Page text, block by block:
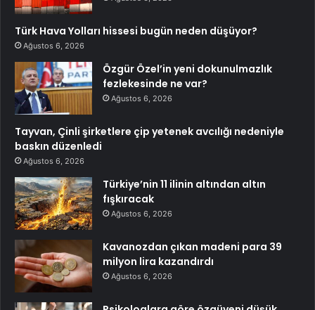
Türk Hava Yolları hissesi bugün neden düşüyor?
Ağustos 6, 2026
Özgür Özel’in yeni dokunulmazlık
fezlekesinde ne var?
Ağustos 6, 2026
Tayvan, Çinli şirketlere çip yetenek avcılığı nedeniyle
baskın düzenledi
Ağustos 6, 2026
Türkiye’nin 11 ilinin altından altın
fışkıracak
Ağustos 6, 2026
Kavanozdan çıkan madeni para 39
milyon lira kazandırdı
Ağustos 6, 2026